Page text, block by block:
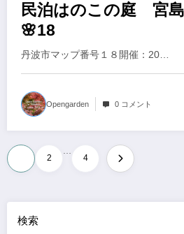
民泊はのこの庭 宮
🌸18
丹波市マップ番号１８開催：20…
Opengarden 0 コメント
投
稿
の
ペ
2 4
検索